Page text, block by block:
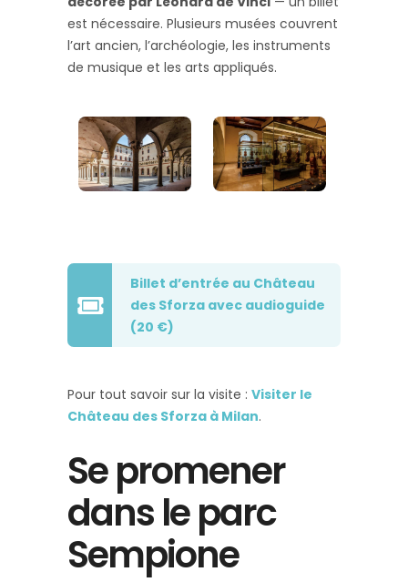
est nécessaire. Plusieurs musées couvrent
l’art ancien, l’archéologie, les instruments
de musique et les arts appliqués.
Billet d’entrée au Château
des Sforza avec audioguide
(20 €)
Pour tout savoir sur la visite : Visiter le
Château des Sforza à Milan.
Se promener
dans le parc
Sempione